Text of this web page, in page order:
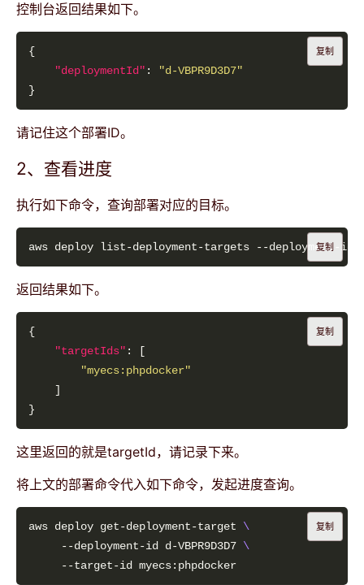
控制台返回结果如下。
"deploymentId" :
"d-VBPR9D3D7"
复制
请记住这个部署ID。
2、查看进度
执行如下命令，查询部署对应的目标。
复制
返回结果如下。
"targetIds"
"myecs:phpdocker"
复制
这里返回的就是targetId，请记录下来。
将上文的部署命令代入如下命令，发起进度查询。
aws deploy get-deployment-target
     --deployment-id d-VBPR9D3D7
复制